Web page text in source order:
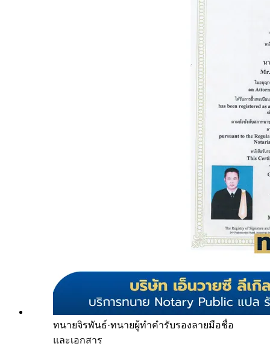
ทนายจิรพันธ์·ทนายผู้ทำคำรับรองลายมือชื่อ
และเอกสาร